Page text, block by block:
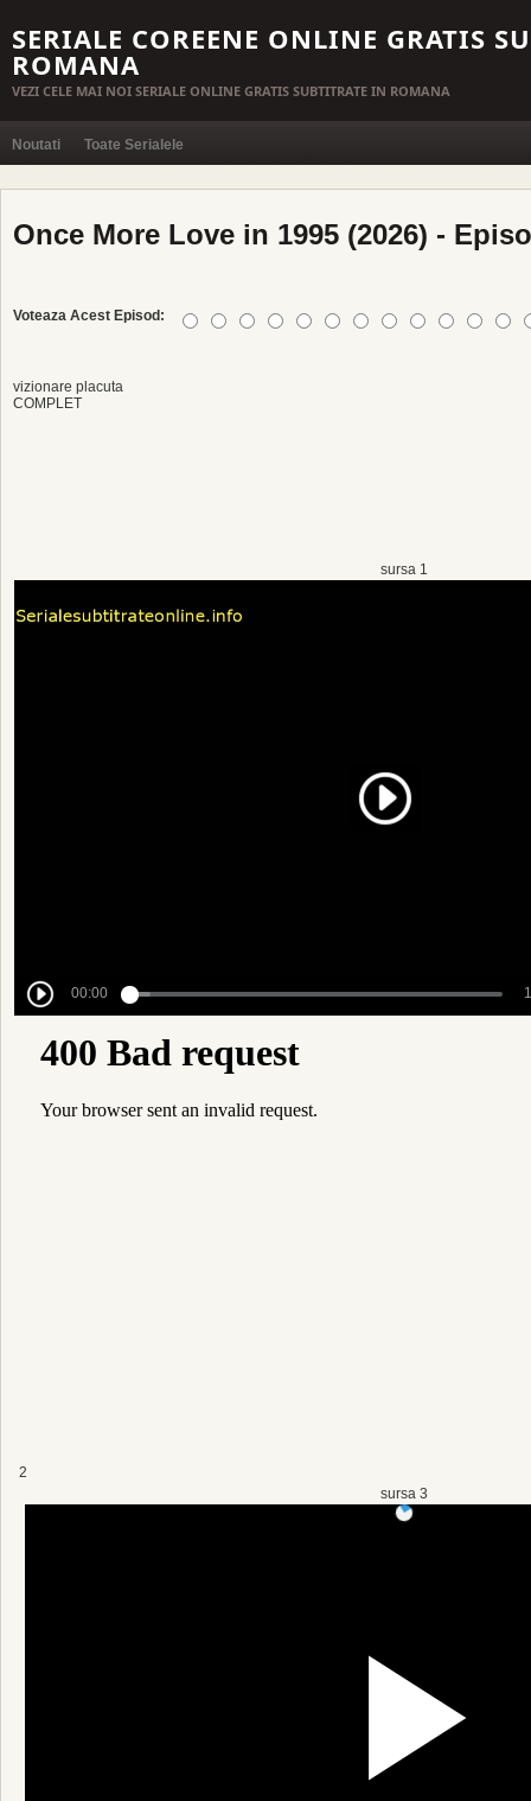
SERIALE COREENE ONLINE GRATIS
ROMANA
VEZI CELE MAI NOI SERIALE ONLINE GRATIS SUBTITRATE IN ROMANA
Noutati Toate Serialele
Once More Love in 1995 (2026) -
Voteaza Acest Episod:
vizionare placuta
COMPLET
sursa 1
2
sursa 3